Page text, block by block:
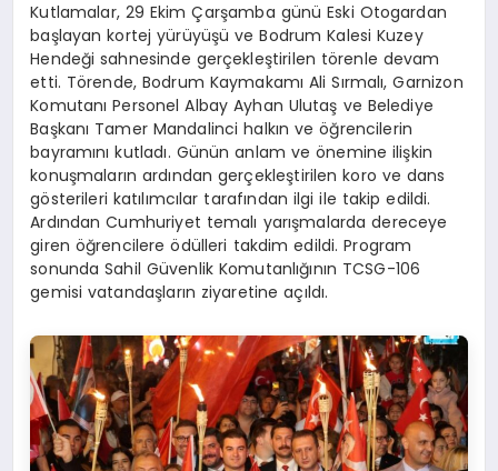
Kutlamalar, 29 Ekim Çarşamba günü Eski Otogardan
başlayan kortej yürüyüşü ve Bodrum Kalesi Kuzey
Hendeği sahnesinde gerçekleştirilen törenle devam
etti. Törende, Bodrum Kaymakamı Ali Sırmalı, Garnizon
Komutanı Personel Albay Ayhan Ulutaş ve Belediye
Başkanı Tamer Mandalinci halkın ve öğrencilerin
bayramını kutladı. Günün anlam ve önemine ilişkin
konuşmaların ardından gerçekleştirilen koro ve dans
gösterileri katılımcılar tarafından ilgi ile takip edildi.
Ardından Cumhuriyet temalı yarışmalarda dereceye
giren öğrencilere ödülleri takdim edildi. Program
sonunda Sahil Güvenlik Komutanlığının TCSG-106
gemisi vatandaşların ziyaretine açıldı.